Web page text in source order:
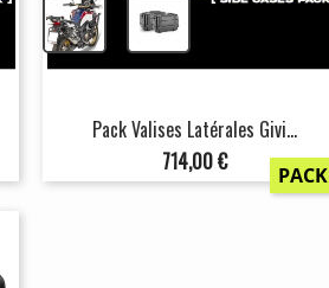
Pack Valises Latérales Givi...
Prix
714,00 € PACK